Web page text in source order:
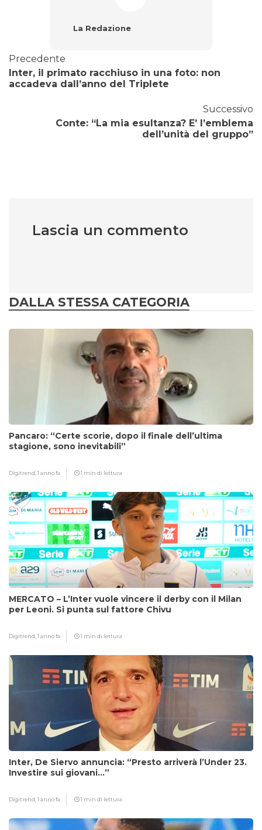
La Redazione
Precedente
Inter, il primato racchiuso in una foto: non
accadeva dall’anno del Triplete
Successivo
Conte: “La mia esultanza? E’ l’emblema
dell’unità del gruppo”
Lascia un commento
DALLA STESSA CATEGORIA
Pancaro: “Certe scorie, dopo il finale dell’ultima
stagione, sono inevitabili”
Digitrend,1 anno fa 1 min di lettura
MERCATO – L’Inter vuole vincere il derby con il Milan
per Leoni. Si punta sul fattore Chivu
Digitrend,1 anno fa 1 min di lettura
Inter, De Siervo annuncia: “Presto arriverà l’Under 23.
Investire sui giovani…”
Digitrend,1 anno fa 1 min di lettura